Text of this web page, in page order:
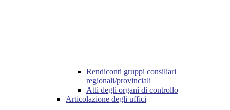
Rendiconti gruppi consiliari
regionali/provinciali
Atti degli organi di controllo
Articolazione degli uffici